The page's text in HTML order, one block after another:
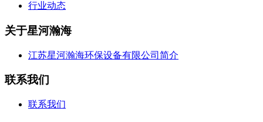
行业动态
关于星河瀚海
江苏星河瀚海环保设备有限公司简介
联系我们
联系我们